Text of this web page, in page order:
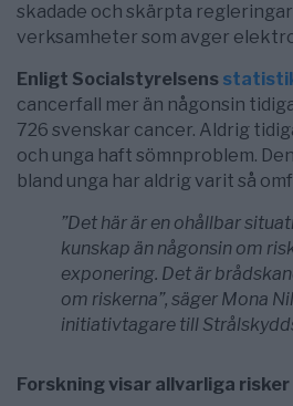
skadade och skärpta
verksamheter som avger
Enligt Socialstyrelsens
cancerfall mer än någonsin
726 svenskar cancer. Aldrig
och unga haft sömnproblem.
bland unga har aldrig varit så
”Det här är en ohållbar
kunskap än någonsin om
exponering. Det är
om riskerna”, säger Mona
initiativtagare till
Forskning visar allvarliga risker